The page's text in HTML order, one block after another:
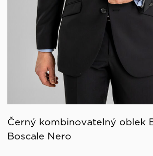
Černý kombinovatelný oblek
Boscale Nero